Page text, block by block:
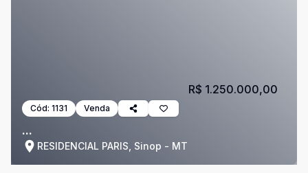
Cód: 1131 Venda
...
RESIDENCIAL PARIS, Sinop - MT
R$ 1.250.000,00